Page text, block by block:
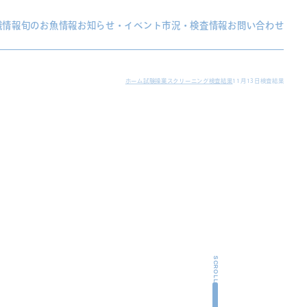
情報旬のお魚情報お知らせ・イベント市況・検査情報お問い合わせ
ホーム 試験操業スクリーニング検査結果11月13日検査結果
SCROLL